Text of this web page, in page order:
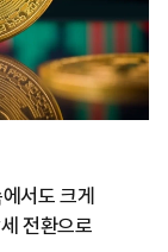
서도 크게
전환으로